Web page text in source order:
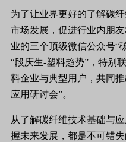
为了让业界更好的了解碳
市场发展，促进行业内朋
业的三个顶级微信公众号“
“段庆生-塑料趋势”，特别
料企业与典型用户，共同
应用研讨会”。
从了解碳纤维技术基础与
握未来发展，都是不可错失